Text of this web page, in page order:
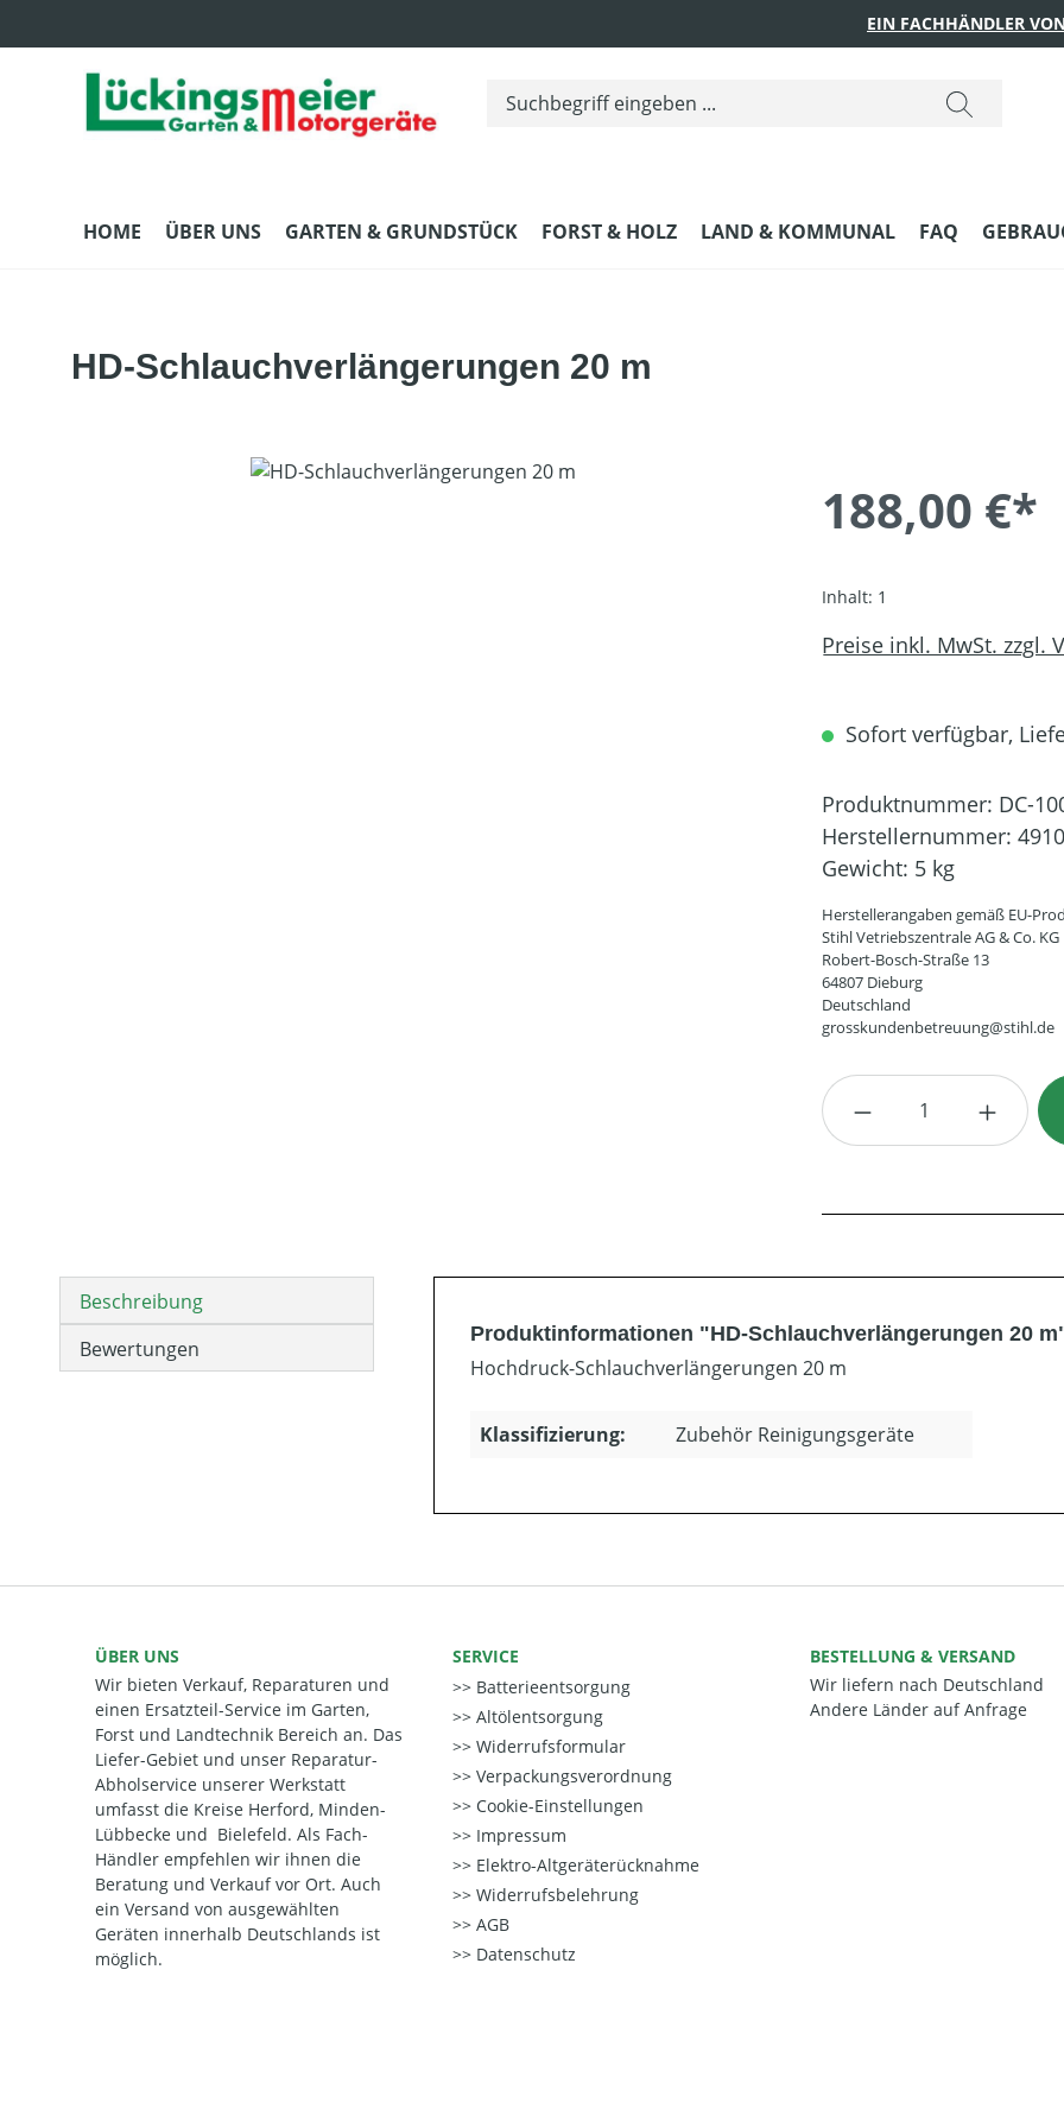
EIN FACHHÄNDLER
HOME ÜBER UNS GARTEN & GRUNDSTÜCK FORST & HOLZ LAND & KOMMUNAL FAQ
HD-Schlauchverlängerungen 20 m
Bildergalerie überspringen
188,00 €*
Inhalt: 1
Preise inkl. MwSt. zzgl.
Sofort verfügbar,
Produktnummer: DC-
Herstellernummer:
Gewicht: 5 kg
Herstellerangaben gemäß EU-
Stihl Vetriebszentrale AG & Co. KG
Robert-Bosch-Straße 13
64807 Dieburg
Deutschland
grosskundenbetreuung@stihl.de
Produkt Anzahl:
Beschreibung
Bewertungen
Produktinformationen "HD-Schlauchverlängerungen 20
Hochdruck-Schlauchverlängerungen 20 m
Klassifizierung: Zubehör Reinigungsgeräte
ÜBER UNS
Wir bieten Verkauf, Reparaturen und
einen Ersatzteil-Service im Garten,
Forst und Landtechnik Bereich an. Das
Liefer-Gebiet und unser Reparatur-
Abholservice unserer Werkstatt
umfasst die Kreise Herford, Minden-
Lübbecke und Bielefeld. Als Fach-
Händler empfehlen wir ihnen die
Beratung und Verkauf vor Ort. Auch
ein Versand von ausgewählten
Geräten innerhalb Deutschlands ist
möglich.
SERVICE
Batterieentsorgung
Altölentsorgung
Widerrufsformular
Verpackungsverordnung
Cookie-Einstellungen
Impressum
Elektro-Altgeräterücknahme
Widerrufsbelehrung
AGB
Datenschutz
BESTELLUNG & VERSAND
Wir liefern nach Deutschland
Andere Länder auf Anfrage